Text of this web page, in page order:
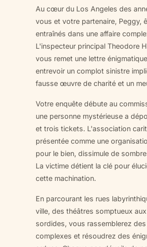
Au cœur du Los Angeles des
vous et votre partenaire, Peggy,
entraînés dans une affaire
L'inspecteur principal Theodore
vous remet une lettre
entrevoir un complot sinistre
fausse œuvre de charité et un
Votre enquête débute au
une personne mystérieuse a
et trois tickets. L'association
présentée comme une
pour le bien, dissimule de
La victime détient la clé pour
cette machination.
En parcourant les rues
ville, des théâtres somptueux
sordides, vous rassemblerez
complexes et résoudrez des